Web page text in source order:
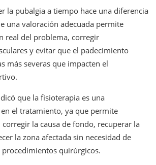
la pubalgia a tiempo hace una diferencia
una valoración adecuada permite
real del problema, corregir
y evitar que el padecimiento
más severas que impacten el
que la fisioterapia es una
el tratamiento, ya que permite
la causa de fondo, recuperar la
la zona afectada sin necesidad de
quirúrgicos.